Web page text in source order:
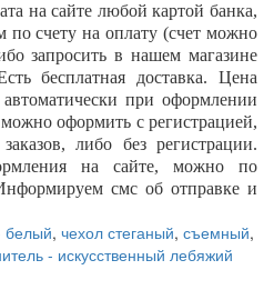
на сайте любой картой банка,
по счету на оплату (счет можно
запросить в нашем магазине
бесплатная доставка. Цена
при оформлении
можно оформить с регистрацией,
либо без регистрации.
на сайте, можно по
смс об отправке и
белый, чехол стеганый, съемный,
- искусственный лебяжий